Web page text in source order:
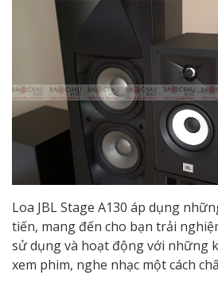
Loa JBL Stage A130 áp dụng
tiến, mang đến cho bạn trải
sử dụng và hoạt động với những
xem phim, nghe nhạc một cách